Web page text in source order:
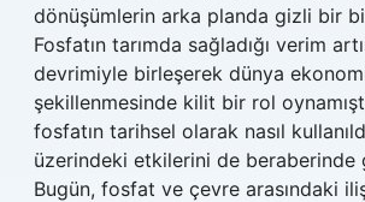
dönüşümlerin arka planda gizli bir
Fosfatın tarımda sağladığı verim
devrimiyle birleşerek dünya
şekillenmesinde kilit bir rol
fosfatın tarihsel olarak nasıl
üzerindeki etkilerini de beraberinde
Bugün, fosfat ve çevre arasındaki